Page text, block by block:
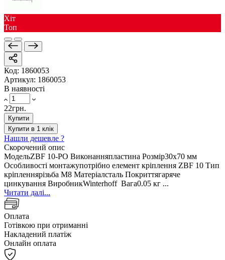
Хіт
Toп
Код: 1860053
Артикул: 1860053
В наявності
22грн.
Купити
Купити в 1 клік
Нашли дешевле ?
Скорочений опис
МодельZBF 10-PO Виконанняпластина Розмір30х70 мм
Особливості монтажупотрібно елемент кріплення ZBF 10 Тип
кріпленнярізьба M8 Матеріалсталь Покриттягаряче
цинкування ВиробникWinterhoff Вага0.05 кг ...
Читати далі...
Оплата
Готівкою при отриманні
Накладений платіж
Онлайн оплата